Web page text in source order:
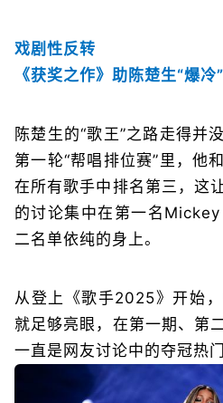
戏剧性反转
《获奖之作》助陈楚生“爆冷”
陈楚生的“歌王”之路走得并
第一轮“帮唱排位赛”里，他
在所有歌手中排名第三，这
的讨论集中在第一名
二名单依纯的身上。
从登上《歌手2025》开始
就足够亮眼，在第一期、第
一直是网友讨论中的夺冠热门